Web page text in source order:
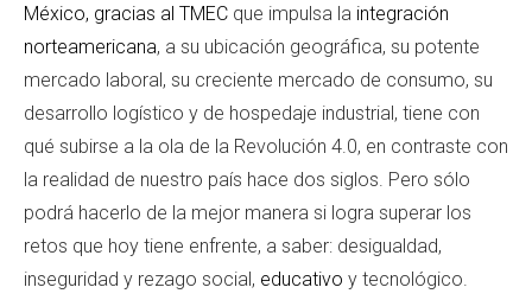
México, gracias al TMEC que impulsa la integración
norteamericana, a su ubicación geográfica, su potente
mercado laboral, su creciente mercado de consumo, su
desarrollo logístico y de hospedaje industrial, tiene con
qué subirse a la ola de la Revolución 4.0, en contraste con
la realidad de nuestro país hace dos siglos. Pero sólo
podrá hacerlo de la mejor manera si logra superar los
retos que hoy tiene enfrente, a saber: desigualdad,
inseguridad y rezago social, educativo y tecnológico.